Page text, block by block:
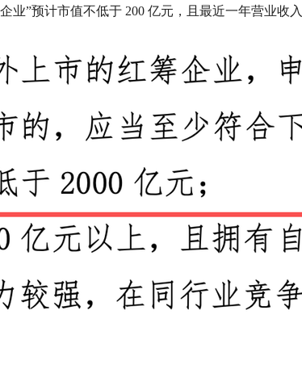
”预计市值不低于 200 亿元，且最近一年营业收入